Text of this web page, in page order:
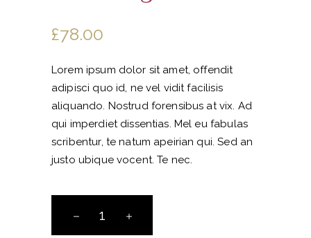
£78.00
Lorem ipsum dolor sit amet, offendit
adipisci quo id, ne vel vidit facilisis
aliquando. Nostrud forensibus at vix. Ad
qui imperdiet dissentias. Mel eu fabulas
scribentur, te natum apeirian qui. Sed an
justo ubique vocent. Te nec.